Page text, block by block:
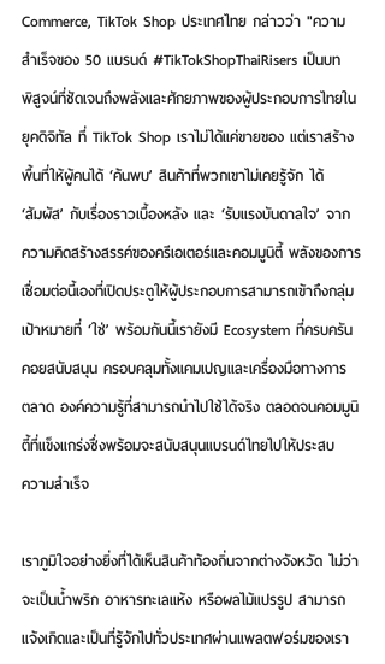
Commerce, TikTok Shop ประเทศไทย กล่าวว่า "ความ
สำเร็จของ 50 แบรนด์ #TikTokShopThaiRisers เป็นบท
พิสูจน์ที่ชัดเจนถึงพลังและศักยภาพของผู้ประกอบการไทยใน
ยุคดิจิทัล ที่ TikTok Shop เราไม่ได้แค่ขายของ แต่เราสร้าง
พื้นที่ให้ผู้คนได้ ‘ค้นพบ’ สินค้าที่พวกเขาไม่เคยรู้จัก ได้
‘สัมผัส’ กับเรื่องราวเบื้องหลัง และ ‘รับแรงบันดาลใจ’ จาก
ความคิดสร้างสรรค์ของครีเอเตอร์และคอมมูนิตี้ พลังของการ
เชื่อมต่อนี้เองที่เปิดประตูให้ผู้ประกอบการสามารถเข้าถึงกลุ่ม
เป้าหมายที่ ‘ใช่’ พร้อมกันนี้เรายังมี Ecosystem ที่ครบครัน
คอยสนับสนุน ครอบคลุมทั้งแคมเปญและเครื่องมือทางการ
ตลาด องค์ความรู้ที่สามารถนำไปใช้ได้จริง ตลอดจนคอมมูนิ
ตี้ที่แข็งแกร่งซึ่งพร้อมจะสนับสนุนแบรนด์ไทยไปให้ประสบ
ความสำเร็จ
เราภูมิใจอย่างยิ่งที่ได้เห็นสินค้าท้องถิ่นจากต่างจังหวัด ไม่ว่า
จะเป็นน้ำพริก อาหารทะเลแห้ง หรือผลไม้แปรรูป สามารถ
แจ้งเกิดและเป็นที่รู้จักไปทั่วประเทศผ่านแพลตฟอร์มของเรา